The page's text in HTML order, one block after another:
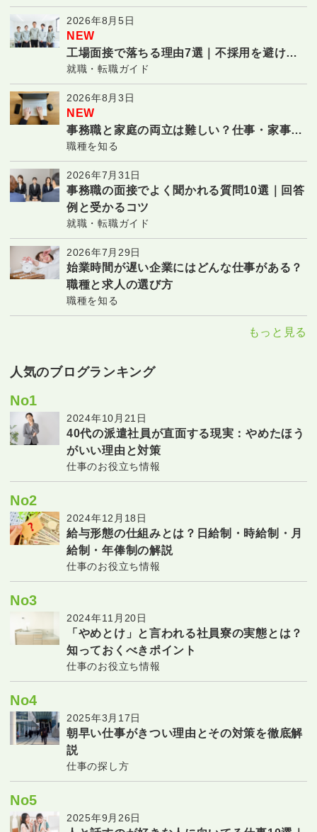
2026年8月5日
NEW
工場面接で落ちる理由7選｜不採用を避ける
対策と合格のコツ
就職・転職ガイド
2026年8月3日
NEW
事務職と家庭の両立は難しい？仕事・家事・
子育てを続ける7つのコツ
職種を知る
2026年7月31日
事務職の面接でよく聞かれる質問10選｜回答
例と受かるコツ
就職・転職ガイド
2026年7月29日
始業時間が遅い企業にはどんな仕事がある？
職種と求人の選び方
職種を知る
もっと見る
人気のブログランキング
No1
2024年10月21日
40代の派遣社員が直面する現実：やめたほう
がいい理由と対策
仕事のお役立ち情報
No2
2024年12月18日
給与形態の仕組みとは？日給制・時給制・月
給制・年俸制の解説
仕事のお役立ち情報
No3
2024年11月20日
「やめとけ」と言われる社員寮の実態とは？
知っておくべきポイント
仕事のお役立ち情報
No4
2025年3月17日
朝早い仕事がきつい理由とその対策を徹底解
説
仕事の探し方
No5
2025年9月26日